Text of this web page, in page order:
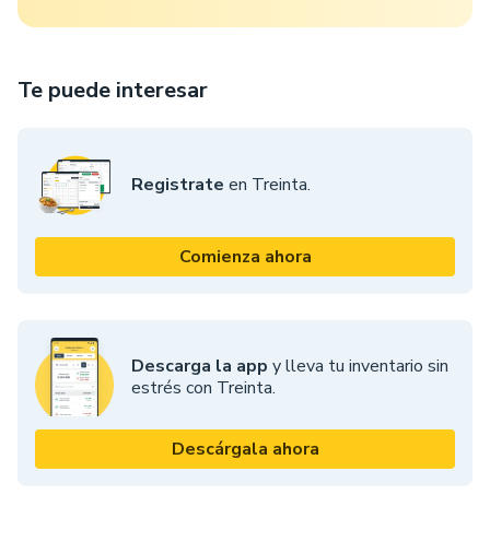
Te puede interesar
Registrate en Treinta.
Comienza ahora
Descarga la app y lleva tu inventario sin
estrés con Treinta.
Descárgala ahora